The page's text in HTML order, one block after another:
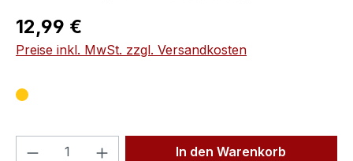
Regulärer Preis:
12,99 €
Preise inkl. MwSt. zzgl. Versandkosten
Produkt Anzahl: Gib denIn den Warenkorb